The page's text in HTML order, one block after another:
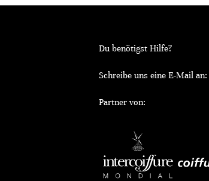
Du benötigst Hilfe?
Schreibe uns eine E-Mail an:
Partner von: